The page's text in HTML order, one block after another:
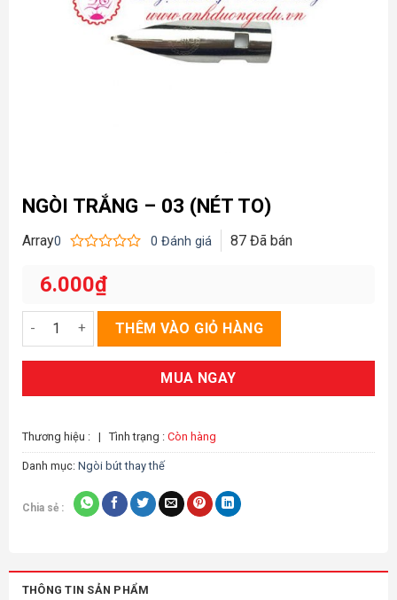
NGÒI TRẮNG – 03 (NÉT TO)
Array0
xếp
hạng
sao
0 Đánh giá 87Đã bán
6.000₫
Ngòi trắng - 03 (nét to) số lượng
THÊM VÀO GIỎ HÀNG
MUA NGAY
Thương hiệu : | Tình trạng : Còn hàng
Danh mục: Ngòi bút thay thế
Chia sẻ :
THÔNG TIN SẢN PHẨM